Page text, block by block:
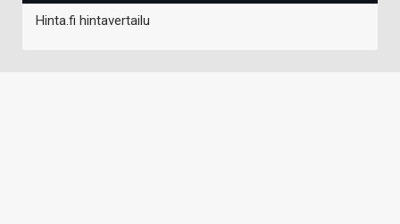
Hinta.fi hintavertailu